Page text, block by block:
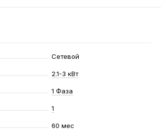
Сетевой
2.1-3 кВт
1 Фаза
1
60 мес